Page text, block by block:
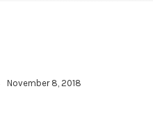
November 8, 2018